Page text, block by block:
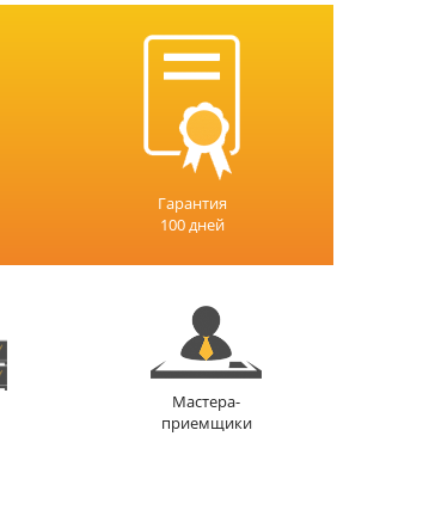
Гарантия
100 дней
Мастера-
приемщики